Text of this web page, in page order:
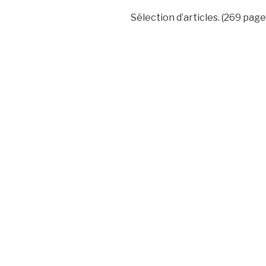
Sélection d’articles. (269